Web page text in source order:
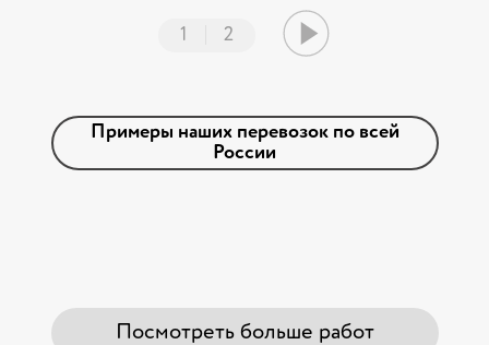
1 2
Примеры наших перевозок по всей
России
Посмотреть больше работ